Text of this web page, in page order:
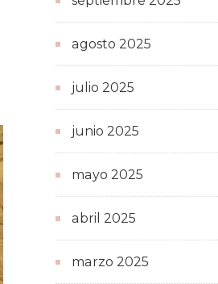
agosto 2025
julio 2025
junio 2025
mayo 2025
abril 2025
marzo 2025